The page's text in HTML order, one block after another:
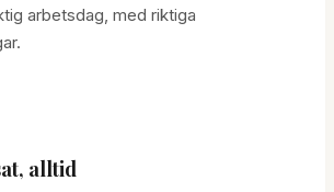
arbetsdag, med riktiga
alltid